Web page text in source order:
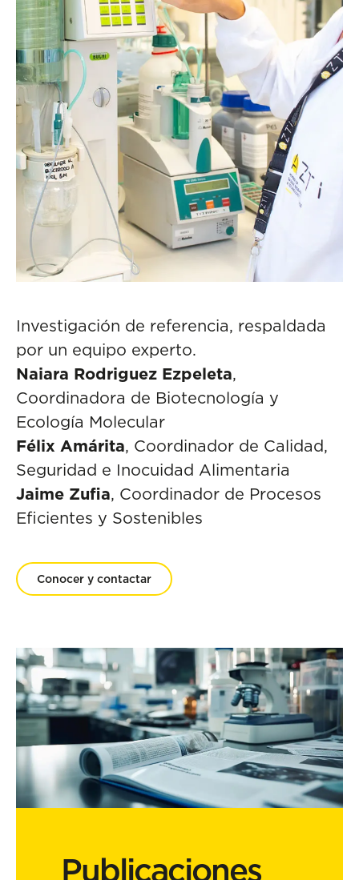
Investigación de referencia, respaldada
por un equipo experto.
Naiara Rodriguez Ezpeleta,
Coordinadora de Biotecnología y
Ecología Molecular
Félix Amárita, Coordinador de Calidad,
Seguridad e Inocuidad Alimentaria
Jaime Zufia, Coordinador de Procesos
Eficientes y Sostenibles
Conocer y contactar
Publicaciones